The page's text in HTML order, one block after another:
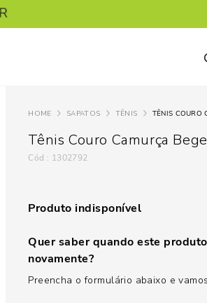
O que você está
SAPATOS TÊNIS TÊNIS COURO
Tênis Couro Camurça Bege
: 1302792
Produto indisponível
Quer saber quando este
novamente?
Preencha o formulário abaixo e